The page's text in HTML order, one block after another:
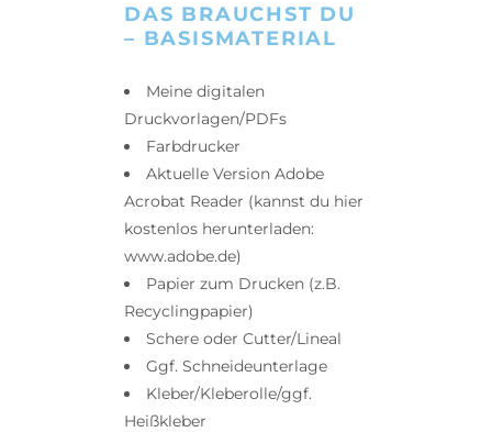
DAS BRAUCHST DU
– BASISMATERIAL
Meine digitalen
Druckvorlagen/PDFs
Farbdrucker
Aktuelle Version Adobe
Acrobat Reader (kannst du hier
kostenlos herunterladen:
www.adobe.de)
Papier zum Drucken (z.B.
Recyclingpapier)
Schere oder Cutter/Lineal
Ggf. Schneideunterlage
Kleber/Kleberolle/ggf.
Heißkleber